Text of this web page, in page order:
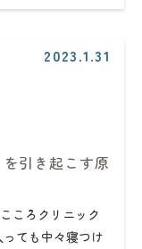
2023.1.31
引き起こす原
ころクリニック
ても中々寝つけ